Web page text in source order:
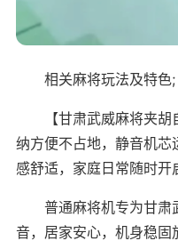
相关麻将玩法及特色;
【甘肃武威麻将夹
纳方便不占地，静音机
感舒适，家庭日常随时开
普通麻将机专为甘肃
音，居家安心，机身稳固